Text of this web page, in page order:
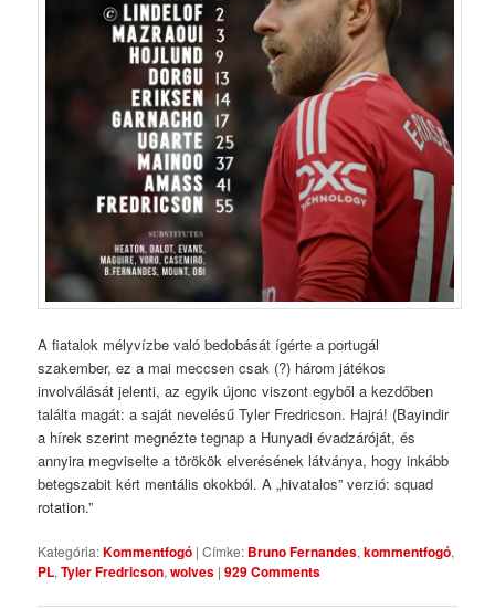
A fiatalok mélyvízbe való bedobását ígérte a portugál
szakember, ez a mai meccsen csak (?) három játékos
involválását jelenti, az egyik újonc viszont egyből a kezdőben
találta magát: a saját nevelésű Tyler Fredricson. Hajrá! (Bayindir
a hírek szerint megnézte tegnap a Hunyadi évadzáróját, és
annyira megviselte a törökök elverésének látványa, hogy inkább
betegszabit kért mentális okokból. A „hivatalos” verzió: squad
rotation.”
Kategória:Kommentfogó |Címke: Bruno Fernandes,kommentfogó,
PL,Tyler Fredricson,wolves |929 Comments